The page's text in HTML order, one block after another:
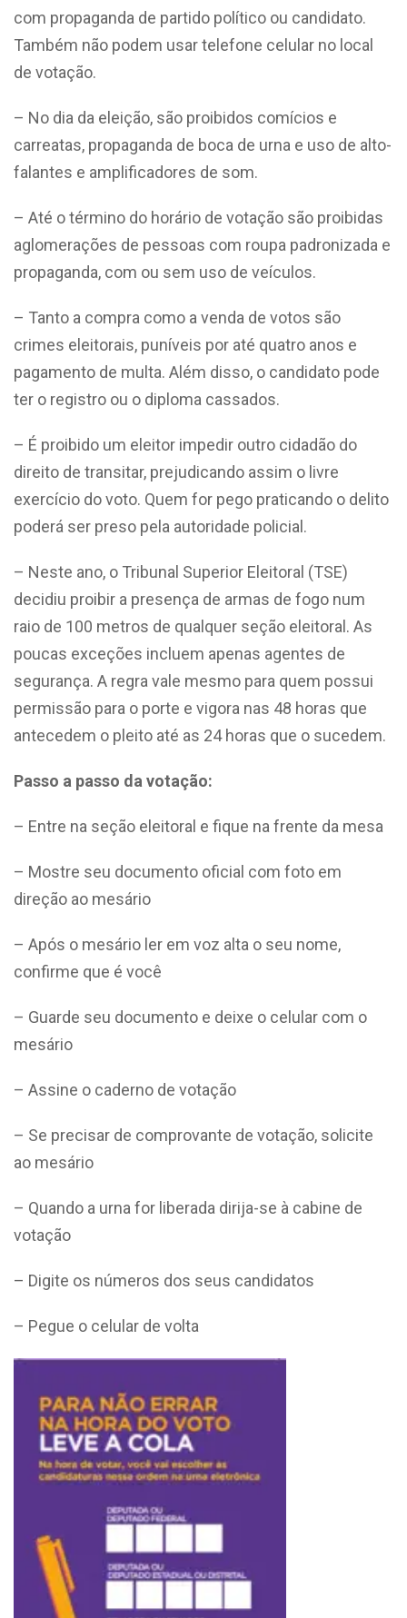
com propaganda de partido político ou candidato.
Também não podem usar telefone celular no local
de votação.
– No dia da eleição, são proibidos comícios e
carreatas, propaganda de boca de urna e uso de alto-
falantes e amplificadores de som.
– Até o término do horário de votação são proibidas
aglomerações de pessoas com roupa padronizada e
propaganda, com ou sem uso de veículos.
– Tanto a compra como a venda de votos são
crimes eleitorais, puníveis por até quatro anos e
pagamento de multa. Além disso, o candidato pode
ter o registro ou o diploma cassados.
– É proibido um eleitor impedir outro cidadão do
direito de transitar, prejudicando assim o livre
exercício do voto. Quem for pego praticando o delito
poderá ser preso pela autoridade policial.
– Neste ano, o Tribunal Superior Eleitoral (TSE)
decidiu proibir a presença de armas de fogo num
raio de 100 metros de qualquer seção eleitoral. As
poucas exceções incluem apenas agentes de
segurança. A regra vale mesmo para quem possui
permissão para o porte e vigora nas 48 horas que
antecedem o pleito até as 24 horas que o sucedem.
Passo a passo da votação:
– Entre na seção eleitoral e fique na frente da mesa
– Mostre seu documento oficial com foto em
direção ao mesário
– Após o mesário ler em voz alta o seu nome,
confirme que é você
– Guarde seu documento e deixe o celular com o
mesário
– Assine o caderno de votação
– Se precisar de comprovante de votação, solicite
ao mesário
– Quando a urna for liberada dirija-se à cabine de
votação
– Digite os números dos seus candidatos
– Pegue o celular de volta